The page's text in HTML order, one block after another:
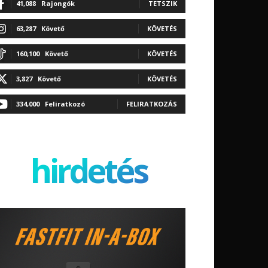
41,088 Rajongók TETSZIK
63,287 Követő KÖVETÉS
160,100 Követő KÖVETÉS
3,827 Követő KÖVETÉS
334,000 Feliratkozó FELIRATKOZÁS
hirdetés